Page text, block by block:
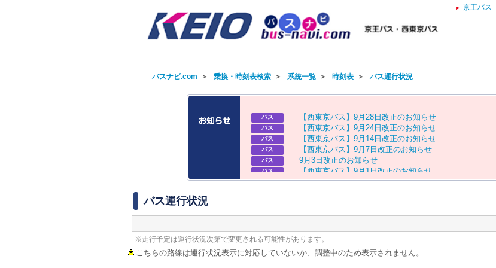
京王バス
バスナビ.com ＞ 乗換・時刻表検索＞ 系統一覧＞ 時刻表＞ バス運行状況
バス 【西東京バス 】 9月 28 日 改正のお知 らせ
バス 【西東京バス 】 9月 24 日 改正のお知 らせ
バス 【西東京バス 】 9月 14 日 改正のお知 らせ
バス 【西東京バス 】 9月 7 日 改正のお知 らせ
バス 9月 3 日 改正のお知 らせ
バス 【西東京バス 】 9 月 1 日改正のお知 らせ
バス 9月1日改正のお知らせ
【京王バス】お盆ダイヤのお知らせ
バス運行状況
※走行予定は運行状況次第で変更される可能性があります。
こちらの路線は運行状況表示に対応していないか、調整中のため表示されません。